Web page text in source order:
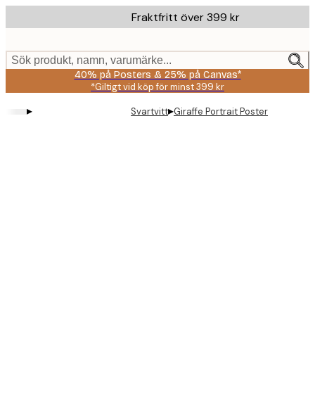
to
content.
Fraktfritt över 399 kr
Sök produkt, namn, varumärke...
40% på Posters & 25% på Canvas*
*Giltigt vid köp för minst 399 kr
▸ Svartvitt▸Giraffe Portrait Poster